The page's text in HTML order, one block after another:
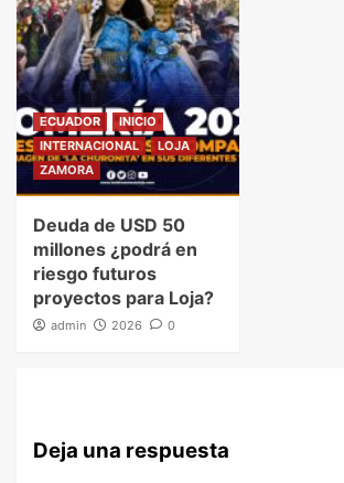
ECUADOR
INICIO
INTERNACIONAL
LOJA
ZAMORA
Deuda de USD 50
millones ¿podrá en
riesgo futuros
proyectos para Loja?
admin 2026 0
Deja una respuesta